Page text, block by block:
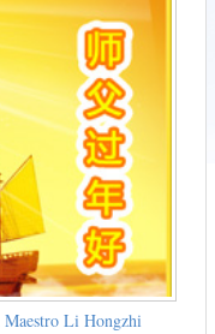
Li Hongzhi